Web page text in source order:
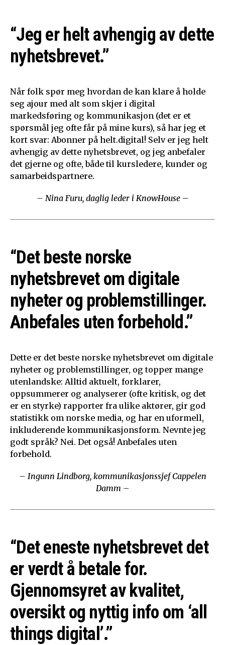
“Jeg er helt avhengig av dette
nyhetsbrevet.”
Når folk spør meg hvordan de kan klare å holde
seg ajour med alt som skjer i digital
markedsføring og kommunikasjon (det er et
spørsmål jeg ofte får på mine kurs), så har jeg et
kort svar: Abonner på helt.digital! Selv er jeg helt
avhengig av dette nyhetsbrevet, og jeg anbefaler
det gjerne og ofte, både til kursledere, kunder og
samarbeidspartnere.
– Nina Furu, daglig leder i KnowHouse –
“Det beste norske
nyhetsbrevet om digitale
nyheter og problemstillinger.
Anbefales uten forbehold.”
Dette er det beste norske nyhetsbrevet om digitale
nyheter og problemstillinger, og topper mange
utenlandske: Alltid aktuelt, forklarer,
oppsummerer og analyserer (ofte kritisk, og det
er en styrke) rapporter fra ulike aktører, gir god
statistikk om norske media, og har en uformell,
inkluderende kommunikasjonsform. Nevnte jeg
godt språk? Nei. Det også! Anbefales uten
forbehold.
– Ingunn Lindborg, kommunikasjonssjef Cappelen
Damm –
“Det eneste nyhetsbrevet det
er verdt å betale for.
Gjennomsyret av kvalitet,
oversikt og nyttig info om ‘all
things digital’.”